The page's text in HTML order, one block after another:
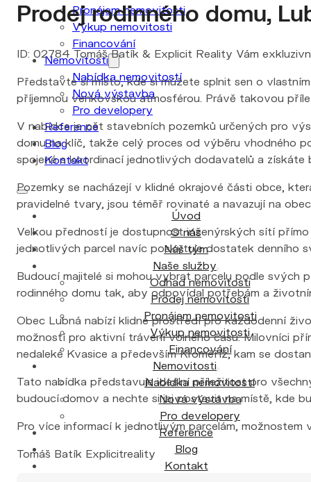
Pronájem nemovitosti
Výkup nemovitosti
Financování
Nemovitosti
Nabídka nemovitostí
Nová výstavba
Pro developery
Reference
Blog
Kontakt
Úvod
O nás
Náš tým
Naše služby
Odhad nemovitosti
Prodej nemovitosti
Pronájem nemovitosti
Výkup nemovitosti
Financování
Nemovitosti
Nabídka nemovitostí
Nová výstavba
Pro developery
Reference
Blog
Kontakt
Prodej rodinného domu,
ID: 02784 Tomáš Batík & Explicit Reality Vám
Představte si místo, kde si můžete splnit sen o
příjemnou venkovskou atmosférou. Právě takovou
V nabídce je pět stavebních pozemků určených pro
domu na klíč, takže celý proces od výběru vhodného
spojené s koordinací jednotlivých dodavatelů a
Pozemky se nacházejí v klidné okrajové části obce,
pravidelné tvary, jsou téměř rovinaté a navazují na
Velkou předností je dostupnost inženýrských sítí přímo
jednotlivých parcel navíc poskytuje dostatek denního
Budoucí majitelé si mohou vybrat parcelu podle svých
rodinného domu tak, aby odpovídal potřebám a
Obec Lubná nabízí klidné prostředí pro každodenní
možností pro aktivní trávení volného času. Milovníci
nedaleké Kvasice a především Kroměříž, kam se
Tato nabídka představuje ideální příležitost pro
budoucí domov a nechte si jej postavit na místě, kde
Pro více informací k jednotlivým parcelám,
Tomáš Batík Explicitreality